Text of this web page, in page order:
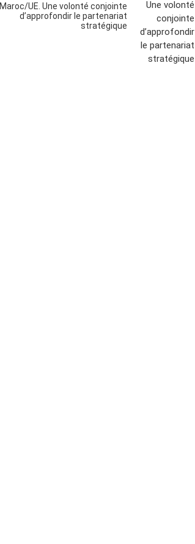
Maroc/UE. Une volonté conjointe
d’approfondir le partenariat
stratégique